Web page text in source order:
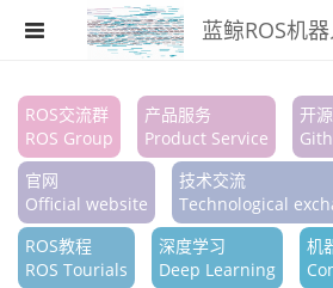
蓝鲸ROS机
注册
登录
搜索
版块
ROS交流群
ROS Group
产品服务
Product Service
开
官网
Official website
技术交流
Technological
ROS教程
ROS Tourials
深度学习
Deep Learning
机